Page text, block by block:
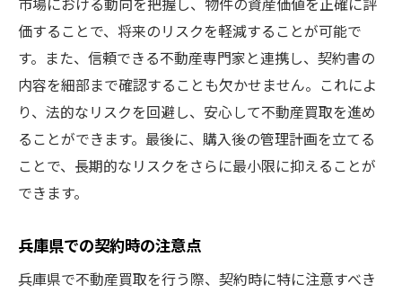
購入者が注意すべき具体例
瑕疵担保責任とは何か不動産買取の基本
瑕疵担保責任の定義と影響
不動産買取における基本的な流れ
契約前の確認で失敗を防ぐ
安心の不動産買取を実現する方法
兵庫県での安心不動産買取ポイント
価することで、将来のリスクを軽減することが可能で
す。また、信頼できる不動産専門家と連携し、契約書の
内容を細部まで確認することも欠かせません。これによ
り、法的なリスクを回避し、安心して不動産買取を進め
ることができます。最後に、購入後の管理計画を立てる
ことで、長期的なリスクをさらに最小限に抑えることが
できます。
兵庫県での契約時の注意点
兵庫県で不動産買取を行う際、契約時に特に注意すべき